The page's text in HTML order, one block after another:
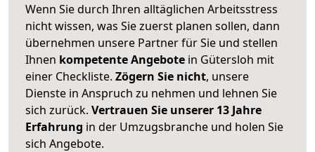
Wenn Sie durch Ihren alltäglichen Arbeitsstress
nicht wissen, was Sie zuerst planen sollen, dann
übernehmen unsere Partner für Sie und stellen
Ihnen kompetente Angebote in Gütersloh mit
einer Checkliste. Zögern Sie nicht, unsere
Dienste in Anspruch zu nehmen und lehnen Sie
sich zurück. Vertrauen Sie unserer 13 Jahre
Erfahrung in der Umzugsbranche und holen Sie
sich Angebote.